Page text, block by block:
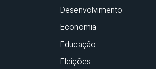
Desenvolvimento
Economia
Educação
Eleições